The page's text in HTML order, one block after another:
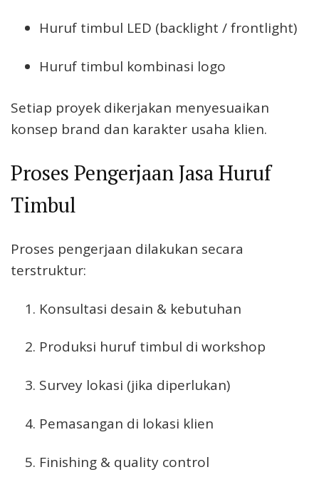
Huruf timbul LED (backlight / frontlight)
Huruf timbul kombinasi logo
Setiap proyek dikerjakan menyesuaikan
konsep brand dan karakter usaha klien.
Proses Pengerjaan Jasa Huruf
Timbul
Proses pengerjaan dilakukan secara
terstruktur:
Konsultasi desain & kebutuhan
Produksi huruf timbul di workshop
Survey lokasi (jika diperlukan)
Pemasangan di lokasi klien
Finishing & quality control